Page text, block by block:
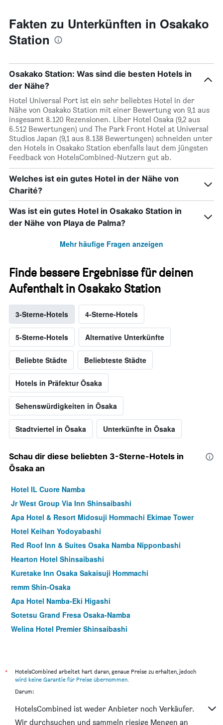
Fakten zu Unterkünften in Osakako
Station
Osakako Station: Was sind die besten Hotels in
der Nähe?
Hotel Universal Port ist ein sehr beliebtes Hotel in der
Nähe von Osakako Station mit einer Bewertung von 9,1 aus
insgesamt 8.120 Rezensionen. Liber Hotel Osaka (9,2 aus
6.512 Bewertungen) und The Park Front Hotel at Universal
Studios Japan (9,1 aus 8.138 Bewertungen) schneiden unter
den Hotels in Osakako Station ebenfalls laut dem jüngsten
Feedback von HotelsCombined-Nutzern gut ab.
Welches ist ein gutes Hotel in der Nähe von
Charité?
Was ist ein gutes Hotel in Osakako Station in
der Nähe von Playa de Palma?
Mehr häufige Fragen anzeigen
Finde bessere Ergebnisse für deinen
Aufenthalt in Osakako Station
3-Sterne-Hotels 4-Sterne-Hotels
5-Sterne-Hotels Alternative Unterkünfte
Beliebte Städte Beliebteste Städte
Hotels in Präfektur Ōsaka
Sehenswürdigkeiten in Ōsaka
Stadtviertel in Ōsaka Unterkünfte in Ōsaka
Schau dir diese beliebten 3-Sterne-Hotels in
Ōsaka an
Hotel IL Cuore Namba
Jr West Group Via Inn Shinsaibashi
Apa Hotel & Resort Midosuji Hommachi Ekimae Tower
Hotel Keihan Yodoyabashi
Red Roof Inn & Suites Osaka Namba Nipponbashi
Hearton Hotel Shinsaibashi
Kuretake Inn Osaka Sakaisuji Hommachi
remm Shin-Osaka
Apa Hotel Namba-Eki Higashi
Sotetsu Grand Fresa Osaka-Namba
Welina Hotel Premier Shinsaibashi
Rihga Place Higobashi
Super Hotel Osaka Natural Hot Springs
Hearton Hotel Shinsaibashi Nagahoridori
*
HotelsCombined arbeitet hart daran, genaue Preise zu erhalten, jedoch
wird keine Garantie für Preise übernommen.
Darum:
HotelsCombined ist weder Anbieter noch Verkäufer.
Wir durchsuchen und sammeln riesige Mengen an